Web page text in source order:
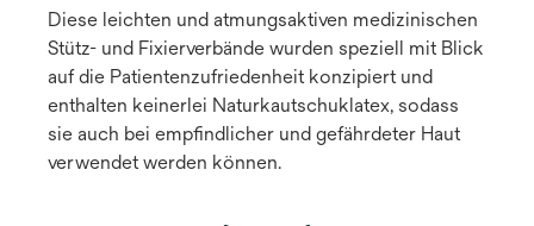
Diese leichten und atmungsaktiven medizinischen
Stütz- und Fixierverbände wurden speziell mit Blick
auf die Patientenzufriedenheit konzipiert und
enthalten keinerlei Naturkautschuklatex, sodass
sie auch bei empfindlicher und gefährdeter Haut
verwendet werden können.